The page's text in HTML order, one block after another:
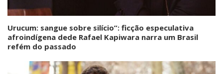
Urucum: sangue sobre silício”: ficção especulativa
afroindígena dede Rafael Kapiwara narra um Brasil
refém do passado